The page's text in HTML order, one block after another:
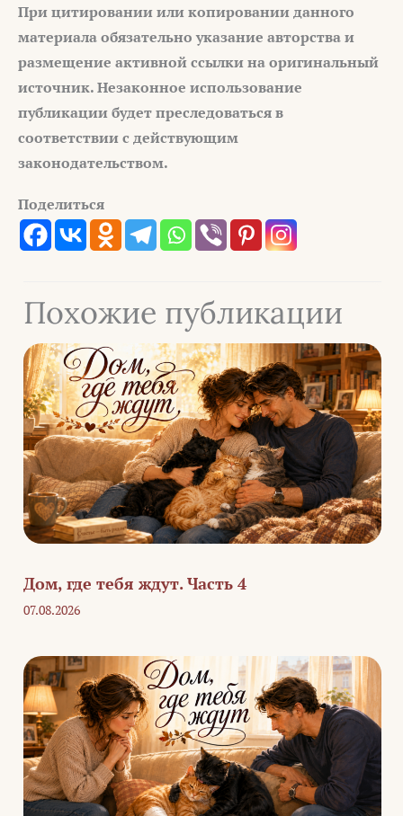
При цитировании или копировании данного
материала обязательно указание авторства и
размещение активной ссылки на оригинальный
источник. Незаконное использование
публикации будет преследоваться в
соответствии с действующим
законодательством.
Поделиться
Похожие публикации
Дом, где тебя ждут. Часть 4
07.08.2026